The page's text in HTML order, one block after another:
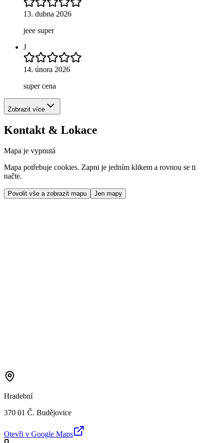
13. dubna 2026
jeee super
J
14. února 2026
super cena
Zobrazit více
Kontakt & Lokace
Mapa je vypnutá
Mapa potřebuje cookies. Zapni je jedním klikem a rovnou se ti
načte.
Povolit vše a zobrazit mapu Jen mapy
Hradební
370 01 Č. Budějovice
Otevři v Google Maps